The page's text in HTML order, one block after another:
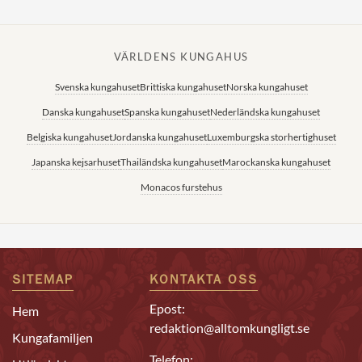
VÄRLDENS KUNGAHUS
Svenska kungahusetBrittiska kungahusetNorska kungahuset
Danska kungahusetSpanska kungahusetNederländska kungahuset
Belgiska kungahusetJordanska kungahusetLuxemburgska storhertighuset
Japanska kejsarhusetThailändska kungahusetMarockanska kungahuset
Monacos furstehus
SITEMAP
Hem
Kungafamiljen
KONTAKTA OSS
Epost:
redaktion@alltomkungligt.se